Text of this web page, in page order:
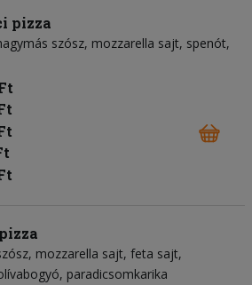
pizza
szósz mozzarella sajt spenót
mozzarella sajt feta sajt
paradicsomkarika